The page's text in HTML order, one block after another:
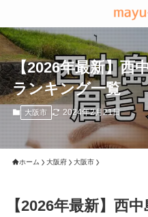
【2026年最新】西
ランキング一覧
大阪市 2024年2月21日
ホーム 大阪府 大阪市
【2026年最新】西